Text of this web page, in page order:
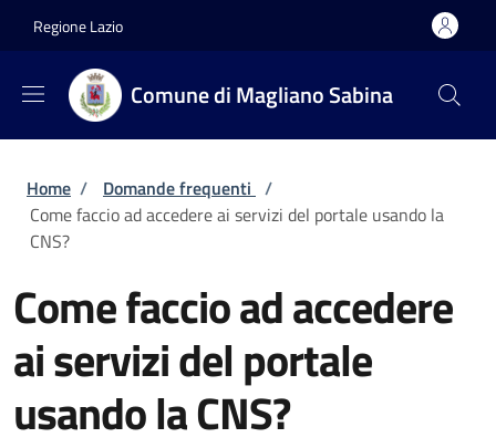
Regione Lazio
Comune di Magliano Sabina
Briciole di pane
Home / Domande frequenti /
Come faccio ad accedere ai servizi del portale usando la
CNS?
Come faccio ad accedere
ai servizi del portale
usando la CNS?